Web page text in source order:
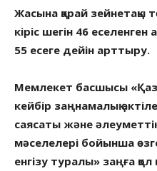
Жасына қарай зейнетақы
кіріс шегін 46 еселенген
55 есеге дейін арттыру.
Мемлекет басшысы
кейбір заңнамалық
саясаты және
мәселелері бойынша
енгізу туралы» заңға